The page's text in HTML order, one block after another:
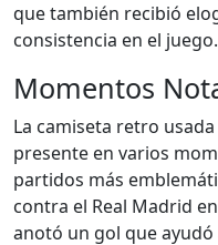
que también recibió
consistencia en el juego.
Momentos
La camiseta retro
presente en varios
partidos más
contra el Real Madrid
anotó un gol que